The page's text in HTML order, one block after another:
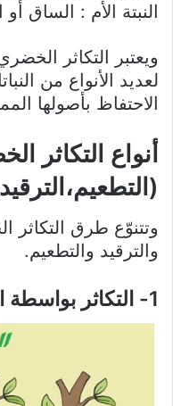
النبتة الأم : الساق
ويعتبر التكاثر
لعديد الأنواع من
الاحتفاظ بأصولها
أنواع التكاثر
وتتنوّع طرق التكاثر
والترقيد والتطعيم.
1- التكاثر بواسطة التطعيم: